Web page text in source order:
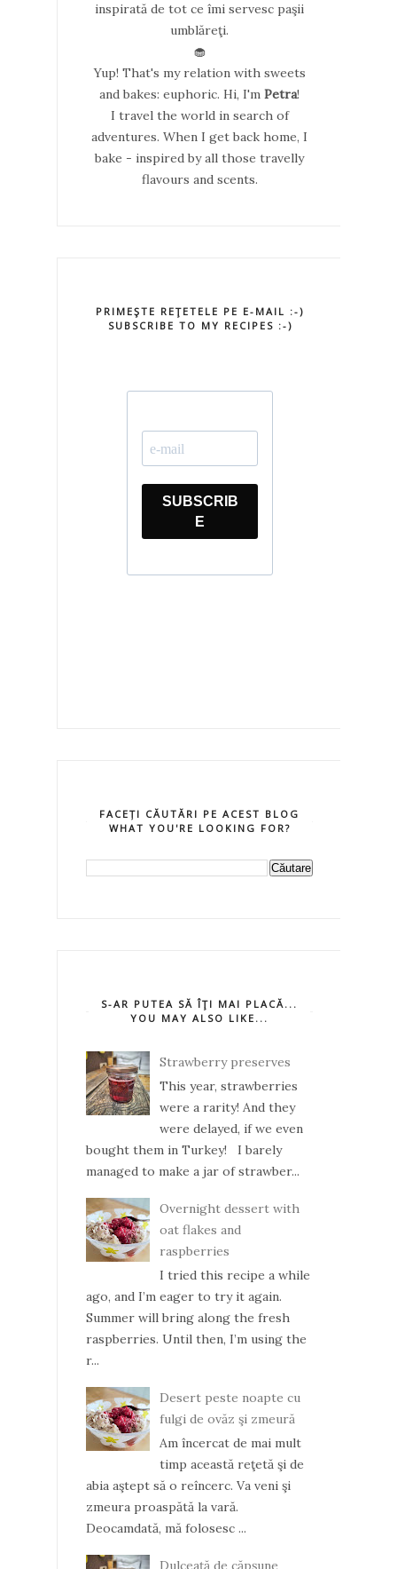
inspirată de tot ce îmi servesc paşii
umblăreţi.
🧁
Yup! That's my relation with sweets
and bakes: euphoric. Hi, I'm Petra!
I travel the world in search of
adventures. When I get back home, I
bake - inspired by all those travelly
flavours and scents.
PRIMEŞTE REŢETELE PE E-MAIL :-)
SUBSCRIBE TO MY RECIPES :-)
FACEȚI CĂUTĂRI PE ACEST BLOG
WHAT YOU'RE LOOKING FOR?
S-AR PUTEA SĂ ÎŢI MAI PLACĂ...
YOU MAY ALSO LIKE...
Strawberry preserves
This year, strawberries
were a rarity! And they
were delayed, if we even
bought them in Turkey! I barely
managed to make a jar of strawber...
Overnight dessert with
oat flakes and
raspberries
I tried this recipe a while
ago, and I’m eager to try it again.
Summer will bring along the fresh
raspberries. Until then, I’m using the
r...
Desert peste noapte cu
fulgi de ovăz şi zmeură
Am încercat de mai mult
timp această reţetă şi de
abia aştept să o reîncerc. Va veni şi
zmeura proaspătă la vară.
Deocamdată, mă folosesc ...
Dulceaţă de căpşune